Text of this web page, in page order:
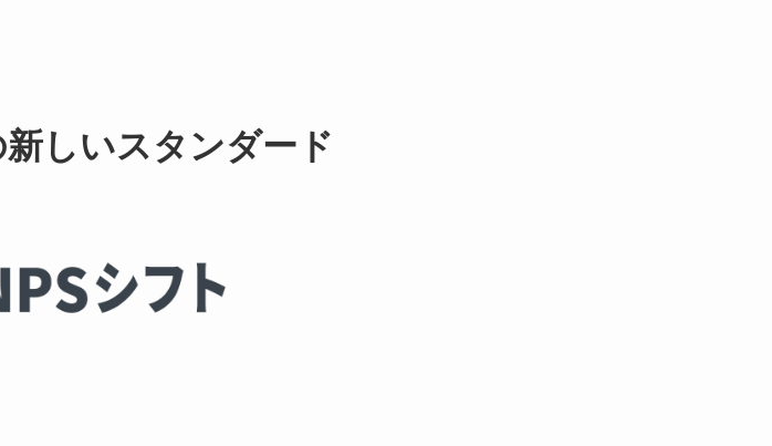
しいスタンダード